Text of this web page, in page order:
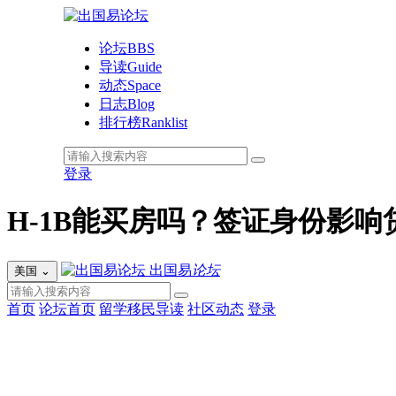
论坛BBS
导读Guide
动态Space
日志Blog
排行榜Ranklist
登录
H-1B能买房吗？签证身份影响
美国 ⌄ 出国易论坛
首页 论坛首页 留学移民导读 社区动态 登录